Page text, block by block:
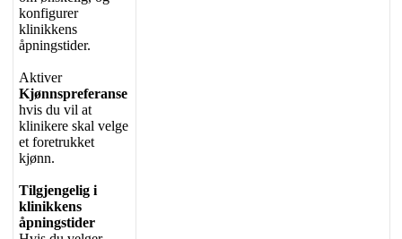
konfigurer
klinikkens
åpningstider.
Aktiver
Kjønnspreferanse
hvis du vil at
klinikere skal velge
et foretrukket
kjønn.
Tilgjengelig i
klinikkens
åpningstider